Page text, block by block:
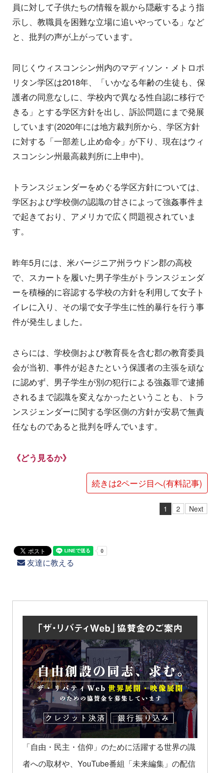
員に対して子供たちの情報を親から隠蔽するよう指
示し、教職員を困難な立場に追いやっている」など
と、批判の声が上がっています。
同じくウィスコンシン州内のマディソン・メトロポ
リタン学区は2018年、「いかなる年齢の生徒も、保
護者の同意なしに、学校内で異なる性自認に移行で
きる」とする学区方針を出し、訴訟問題にまで発展
しています(2020年には地方裁判所から、学区方針
に対する「一部差し止め命令」が下り、現在はウィ
スコンシン州最高裁判所に上申中)。
トランスジェンダーをめぐる学区方針については、
学区および学校側の認識の甘さによって強姦事件ま
で起きており、アメリカで広く問題視されていま
す。
昨年5月には、米バージニア州ラウドン郡の高校
で、スカートを履いた男子学生がトランスジェンダ
ーを積極的に容認する学校の方針を利用して女子ト
イレに入り、その場で女子学生に性的暴行を行う事
件が発生しました。
さらには、学校側および教育長を含む郡の教育委員
会が当初、事件が起きたという保護者の主張を頑な
に認めず、男子学生が別の犯行による強姦罪で逮捕
されるまで認識を変えなかったということも、トラ
ンスジェンダーに関する学区側の方針が安易で無責
任なものであると批判を呼んでいます。
《どう見るか》
続きは2ページ目へ(有料記事)
1 2 Next
友達に教える
「自由・民主・信仰」のために活躍する世界の識
者への取材や、YouTube番組「未来編集」の配信